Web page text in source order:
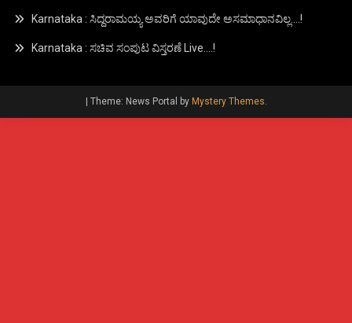
Karnataka : ಸಿದ್ದರಾಮಯ್ಯ ಅವರಿಗೆ ಯಾವುದೇ ಅಸಮಾಧಾನವಿಲ್ಲ….!
Karnataka : ಸಚಿವ ಸಂಪುಟ ವಿಸ್ತರಣೆ Live….!
Theme: News Portal by Mystery Themes.